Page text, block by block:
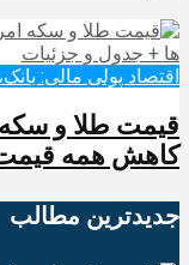
اقتصاد پولی مالی:
کاهش همه
جدیدترین‌ مطالب